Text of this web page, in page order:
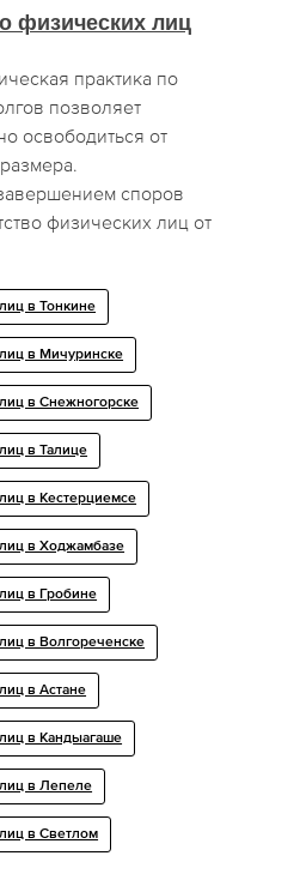
физических лиц
практика по
позволяет
освободиться от
споров
физических лиц от
в Тонкине
в Мичуринске
в Снежногорске
в Талице
в Кестерциемсе
в Ходжамбазе
в Гробине
в Волгореченске
в Астане
в Кандыагаше
лиц в Лепеле
в Светлом